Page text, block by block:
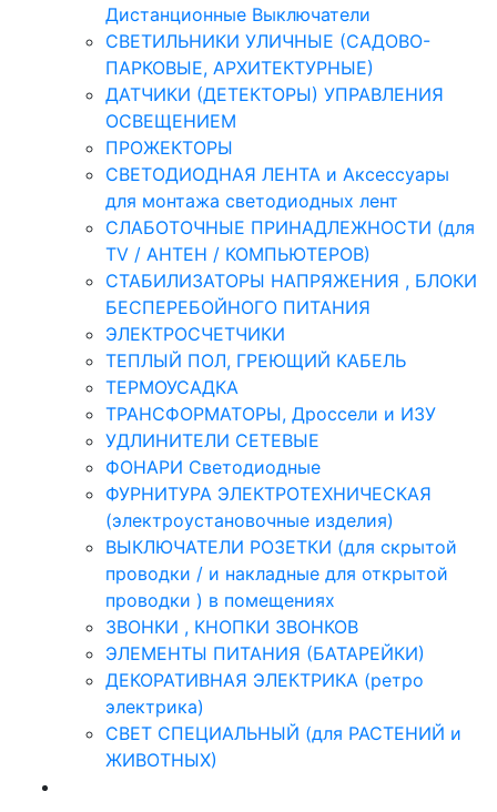
Дистанционные Выключатели
СВЕТИЛЬНИКИ УЛИЧНЫЕ (САДОВО-
ПАРКОВЫЕ, АРХИТЕКТУРНЫЕ)
ДАТЧИКИ (ДЕТЕКТОРЫ) УПРАВЛЕНИЯ
ОСВЕЩЕНИЕМ
ПРОЖЕКТОРЫ
СВЕТОДИОДНАЯ ЛЕНТА и Аксессуары
для монтажа светодиодных лент
СЛАБОТОЧНЫЕ ПРИНАДЛЕЖНОСТИ (для
TV / АНТЕН / КОМПЬЮТЕРОВ)
СТАБИЛИЗАТОРЫ НАПРЯЖЕНИЯ , БЛОКИ
БЕСПЕРЕБОЙНОГО ПИТАНИЯ
ЭЛЕКТРОСЧЕТЧИКИ
ТЕПЛЫЙ ПОЛ, ГРЕЮЩИЙ КАБЕЛЬ
ТЕРМОУСАДКА
ТРАНСФОРМАТОРЫ, Дроссели и ИЗУ
УДЛИНИТЕЛИ СЕТЕВЫЕ
ФОНАРИ Светодиодные
ФУРНИТУРА ЭЛЕКТРОТЕХНИЧЕСКАЯ
(электроустановочные изделия)
ВЫКЛЮЧАТЕЛИ РОЗЕТКИ (для скрытой
проводки / и накладные для открытой
проводки ) в помещениях
ЗВОНКИ , КНОПКИ ЗВОНКОВ
ЭЛЕМЕНТЫ ПИТАНИЯ (БАТАРЕЙКИ)
ДЕКОРАТИВНАЯ ЭЛЕКТРИКА (ретро
электрика)
СВЕТ СПЕЦИАЛЬНЫЙ (для РАСТЕНИЙ и
ЖИВОТНЫХ)